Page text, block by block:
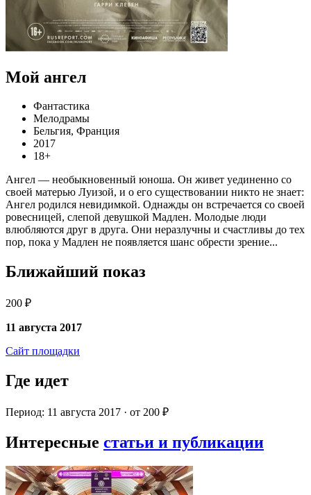
Мой ангел
Фантастика
Мелодрамы
Бельгия, Франция
2017
18+
Ангел — необыкновенный юноша. Он живет уединенно со
своей матерью Луизой, и о его существовании никто не знает:
Ангел родился невидимкой. Однажды он встречается со своей
ровесницей, слепой девушкой Мадлен. Молодые люди
влюбляются друг в друга. Они неразлучны и счастливы до тех
пор, пока у Мадлен не появляется шанс обрести зрение...
Ближайший показ
200 ₽
11 августа 2017
Сайт площадки
Где идет
Период: 11 августа 2017 · от 200 ₽
Интересные статьи и публикации